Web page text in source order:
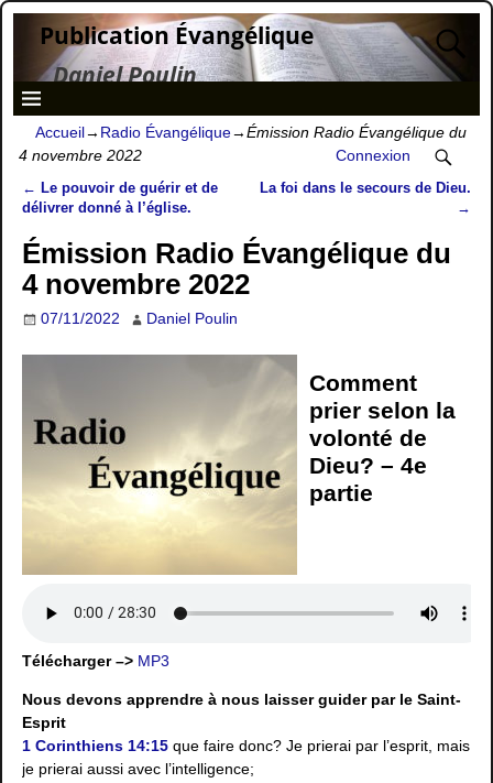
Publication Évangélique
Daniel Poulin
Accueil→ Radio Évangélique→Émission Radio Évangélique du
4 novembre 2022
Connexion
Navigation des articles
← Le pouvoir de guérir et de
délivrer donné à l’église.
La foi dans le secours de Dieu.
→
Émission Radio Évangélique du
4 novembre 2022
07/11/2022 Daniel Poulin
Comment
prier selon la
volonté de
Dieu? – 4e
partie
Télécharger –> MP3
Nous devons apprendre à nous laisser guider par le Saint-
Esprit
1 Corinthiens 14:15 que faire donc? Je prierai par l’esprit, mais
je prierai aussi avec l’intelligence;